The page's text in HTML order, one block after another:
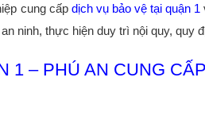
cung cấp dịch vụ bảo vệ tại quận 1
ninh, thực hiện duy trì nội quy, quy
1 – PHÚ AN CUNG